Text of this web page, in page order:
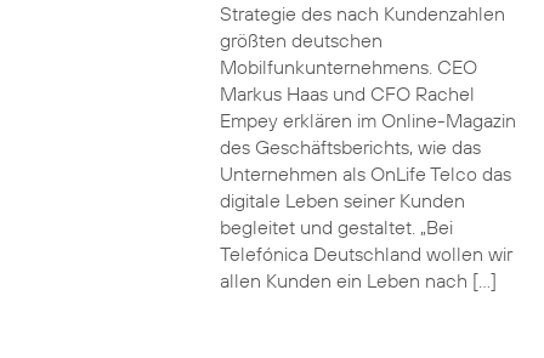
Strategie des nach Kundenzahlen
größten deutschen
Mobilfunkunternehmens. CEO
Markus Haas und CFO Rachel
Empey erklären im Online-Magazin
des Geschäftsberichts, wie das
Unternehmen als OnLife Telco das
digitale Leben seiner Kunden
begleitet und gestaltet. „Bei
Telefónica Deutschland wollen wir
allen Kunden ein Leben nach […]